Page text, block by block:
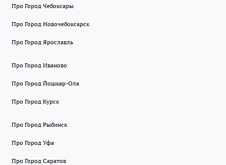
Про Город Чебоксары
Про Город Новочебоксарск
Про Город Ярославль
Про Город Иваново
Про Город Йошкар-Ола
Про Город Курск
Про Город Рыбинск
Про Город Уфа
Про Город Саратов